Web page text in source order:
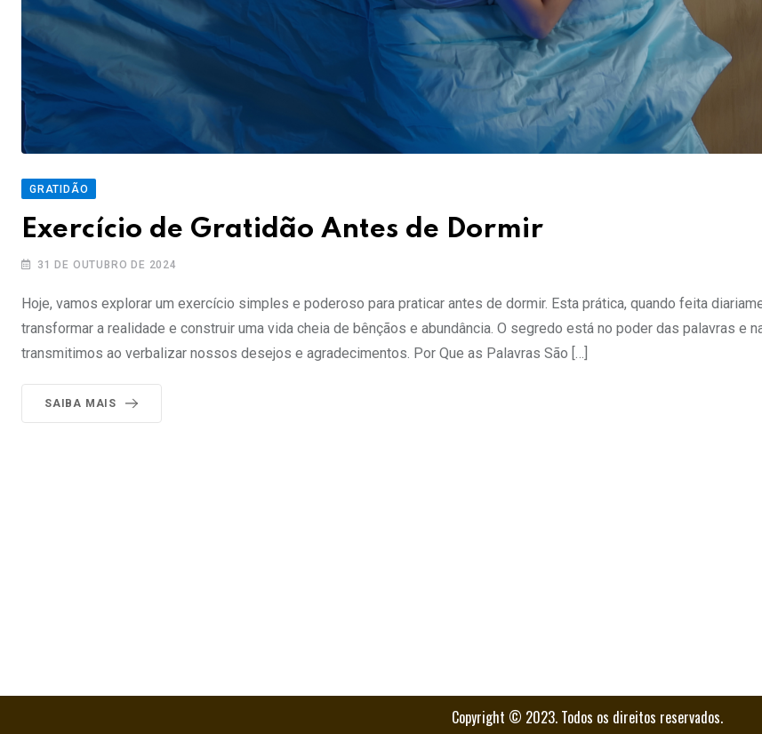
GRATIDÃO
Exercício de Gratidão Antes de Dormir
31 DE OUTUBRO DE 2024
Hoje, vamos explorar um exercício simples e poderoso para praticar antes de dormir. Esta prática, quando feita
transformar a realidade e construir uma vida cheia de bênçãos e abundância. O segredo está no poder das palavras e
transmitimos ao verbalizar nossos desejos e agradecimentos. Por Que as Palavras São […]
SAIBA MAIS
Copyright © 2023. Todos os direitos reservados.